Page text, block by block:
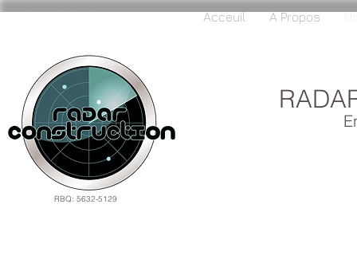
Acceuil À Propos
RBQ: 5632-5129